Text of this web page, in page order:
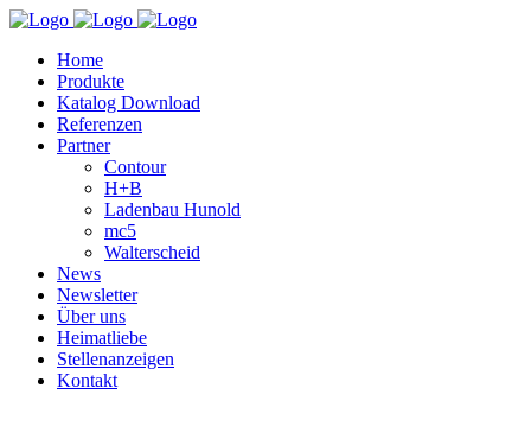
Home
Produkte
Katalog Download
Referenzen
Partner
Contour
H+B
Ladenbau Hunold
mc5
Walterscheid
News
Newsletter
Über uns
Heimatliebe
Stellenanzeigen
Kontakt